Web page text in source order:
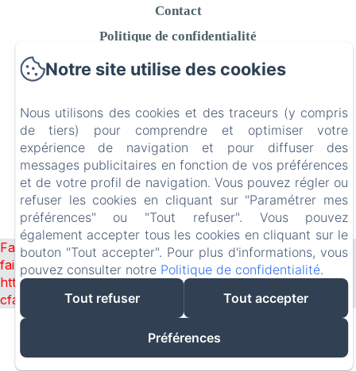
Contact
Politique de confidentialité
Informations légales
EN FR
Créé par Amenitiz
Failed to load BookingEngine/index: Loading chunk 8127
failed. (missing:
https://d1cmur5l0xva3h.cloudfront.net/packs/8127-
cfabcb149315abdd-4e81f27ab116024e.js)
Notre site utilise des cookies
Nous utilisons des cookies et des traceurs (y compris
de tiers) pour comprendre et optimiser votre
expérience de navigation et pour diffuser des
messages publicitaires en fonction de vos préférences
et de votre profil de navigation. Vous pouvez régler ou
refuser les cookies en cliquant sur "Paramétrer mes
préférences" ou "Tout refuser". Vous pouvez
également accepter tous les cookies en cliquant sur le
bouton "Tout accepter". Pour plus d'informations, vous
pouvez consulter notre Politique de confidentialité.
Tout refuser
Tout accepter
Préférences